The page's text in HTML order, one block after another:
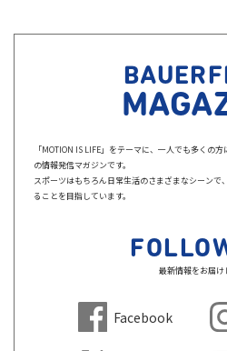
「MOTION IS LIFE」をテーマに、一人でも多くの
の情報発信マガジンです。
スポーツはもちろん日常生活のさまざまなシーン
ることを目指しています。
最新情報をお届け
Facebook